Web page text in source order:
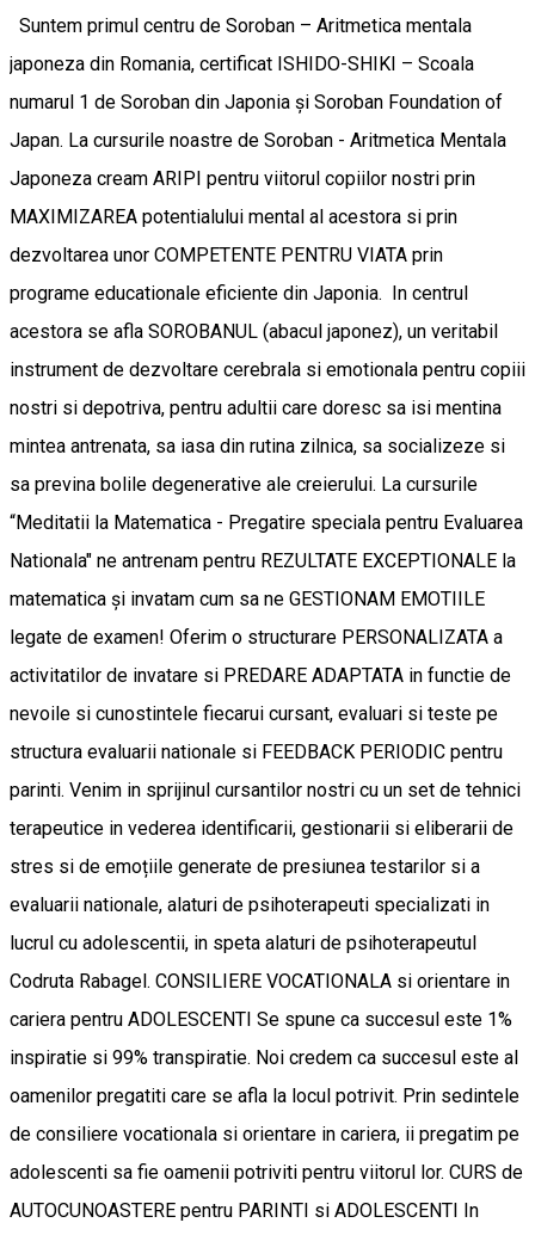
Suntem primul centru de Soroban – Aritmetica mentala
japoneza din Romania, certificat ISHIDO-SHIKI – Scoala
numarul 1 de Soroban din Japonia și Soroban Foundation of
Japan. La cursurile noastre de Soroban - Aritmetica Mentala
Japoneza cream ARIPI pentru viitorul copiilor nostri prin
MAXIMIZAREA potentialului mental al acestora si prin
dezvoltarea unor COMPETENTE PENTRU VIATA prin
programe educationale eficiente din Japonia. In centrul
acestora se afla SOROBANUL (abacul japonez), un veritabil
instrument de dezvoltare cerebrala si emotionala pentru copiii
nostri si depotriva, pentru adultii care doresc sa isi mentina
mintea antrenata, sa iasa din rutina zilnica, sa socializeze si
sa previna bolile degenerative ale creierului. La cursurile
“Meditatii la Matematica - Pregatire speciala pentru Evaluarea
Nationala" ne antrenam pentru REZULTATE EXCEPTIONALE la
matematica și invatam cum sa ne GESTIONAM EMOTIILE
legate de examen! Oferim o structurare PERSONALIZATA a
activitatilor de invatare si PREDARE ADAPTATA in functie de
nevoile si cunostintele fiecarui cursant, evaluari si teste pe
structura evaluarii nationale si FEEDBACK PERIODIC pentru
parinti. Venim in sprijinul cursantilor nostri cu un set de tehnici
terapeutice in vederea identificarii, gestionarii si eliberarii de
stres si de emoțiile generate de presiunea testarilor si a
evaluarii nationale, alaturi de psihoterapeuti specializati in
lucrul cu adolescentii, in speta alaturi de psihoterapeutul
Codruta Rabagel. CONSILIERE VOCATIONALA si orientare in
cariera pentru ADOLESCENTI Se spune ca succesul este 1%
inspiratie si 99% transpiratie. Noi credem ca succesul este al
oamenilor pregatiti care se afla la locul potrivit. Prin sedintele
de consiliere vocationala si orientare in cariera, ii pregatim pe
adolescenti sa fie oamenii potriviti pentru viitorul lor. CURS de
AUTOCUNOASTERE pentru PARINTI si ADOLESCENTI In